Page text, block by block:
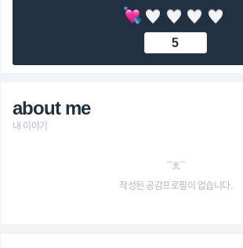
5
about me
내 이야기
ᵔᴥᵔ
작성된 공감프로필이 없습니다.